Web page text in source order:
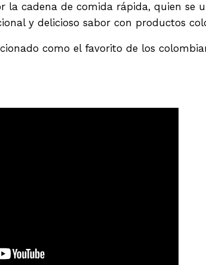
cadena de comida rápida, quien se
y delicioso sabor con productos
como el favorito de los